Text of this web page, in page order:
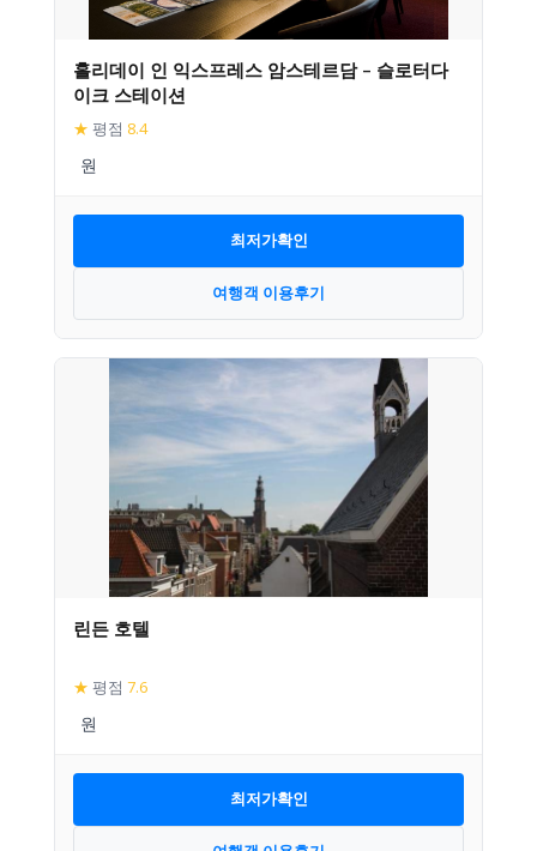
홀리데이 인 익스프레스 암스테르담 – 슬로터다
이크 스테이션
★ 평점 8.4
최저가확인
여행객 이용후기
린든 호텔
★ 평점 7.6
최저가확인